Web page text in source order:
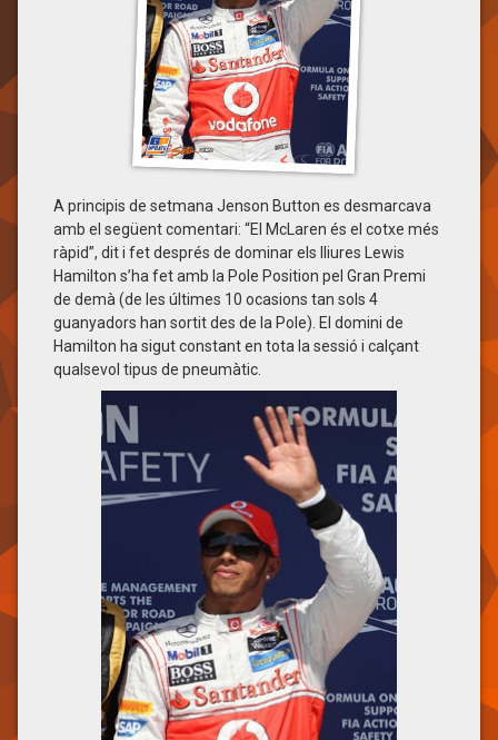
A principis de setmana Jenson Button es desmarcava
amb el següent comentari: “El McLaren és el cotxe més
ràpid”, dit i fet després de dominar els lliures Lewis
Hamilton s’ha fet amb la Pole Position pel Gran Premi
de demà (de les últimes 10 ocasions tan sols 4
guanyadors han sortit des de la Pole). El domini de
Hamilton ha sigut constant en tota la sessió i calçant
qualsevol tipus de pneumàtic.